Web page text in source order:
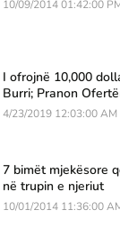
10/09/2014 01:42:00
I ofrojnë 10,000
Burri; Pranon
4/23/2019 12:03:00 AM
7 bimët mjekësore
në trupin e njeriut
10/01/2014 11:36:00